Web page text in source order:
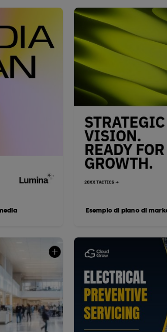
Esempio di piano di